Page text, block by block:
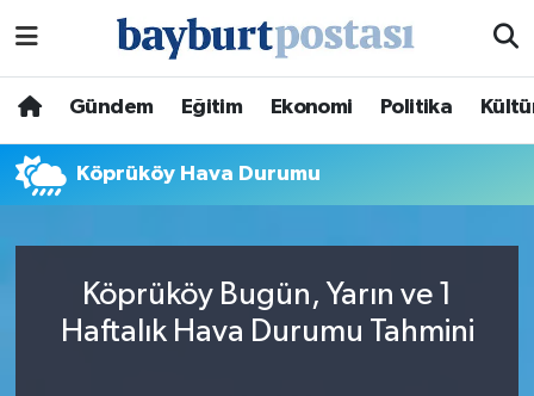
Gündem Eğitim Ekonomi Politika
Köprüköy Hava Durumu
Köprüköy Bugün, Yarın ve 1
Haftalık Hava Durumu Tahmini
Hava Durumu
Süper Lig Puan Durumu ve Fikstür